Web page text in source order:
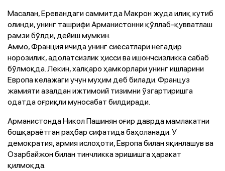
Масалан, Еревандаги саммитда Макрон жуда илиқ кутиб
олинди, унинг ташрифи Арманистонни қўллаб-қувватлаш
рамзи бўлди, дейиш мумкин.
Аммо, Франция ичида унинг сиёсатлари негадир
норозилик, адолатсизлик ҳисси ва ишончсизликка сабаб
бўлмоқда. Лекин, халқаро ҳамкорлари унинг ишларини
Европа келажаги учун муҳим деб билади. Француз
жамияти азалдан ижтимоий тизимни ўзгартиришга
одатда оғриқли муносабат билдиради.
Арманистонда Никол Пашинян оғир даврда мамлакатни
бошқараётган раҳбар сифатида баҳоланади. У
демократия, армия ислоҳоти, Европа билан яқинлашув ва
Озарбайжон билан тинчликка эришишга ҳаракат
қилмоқда.